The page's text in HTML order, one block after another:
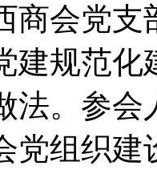
商会党支
建规范化
法。参会
党组织建